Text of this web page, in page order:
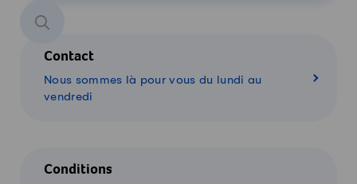
Contact
Nous sommes là pour vous du lundi au
vendredi
Conditions